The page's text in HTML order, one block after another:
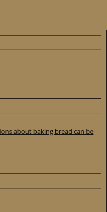
about baking bread can be